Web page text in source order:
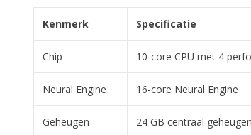
Kenmerk Specificatie
Chip 10‑core CPU met 4
Neural Engine 16-core Neural Engine
Geheugen 24 GB centraal